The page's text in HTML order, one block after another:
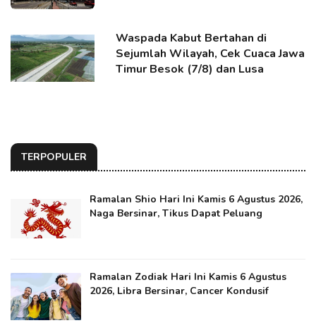
Waspada Kabut Bertahan di
Sejumlah Wilayah, Cek Cuaca Jawa
Timur Besok (7/8) dan Lusa
TERPOPULER
Ramalan Shio Hari Ini Kamis 6 Agustus 2026,
Naga Bersinar, Tikus Dapat Peluang
Ramalan Zodiak Hari Ini Kamis 6 Agustus
2026, Libra Bersinar, Cancer Kondusif